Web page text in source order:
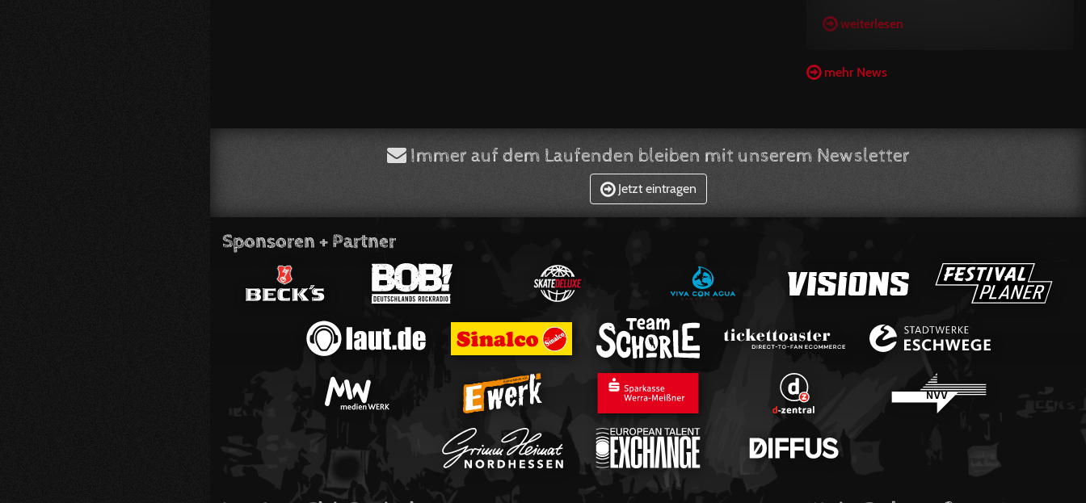
weiterlesen
mehr News
Immer auf dem Laufenden bleiben mit unserem Newsletter
Jetzt eintragen
Sponsoren + Partner